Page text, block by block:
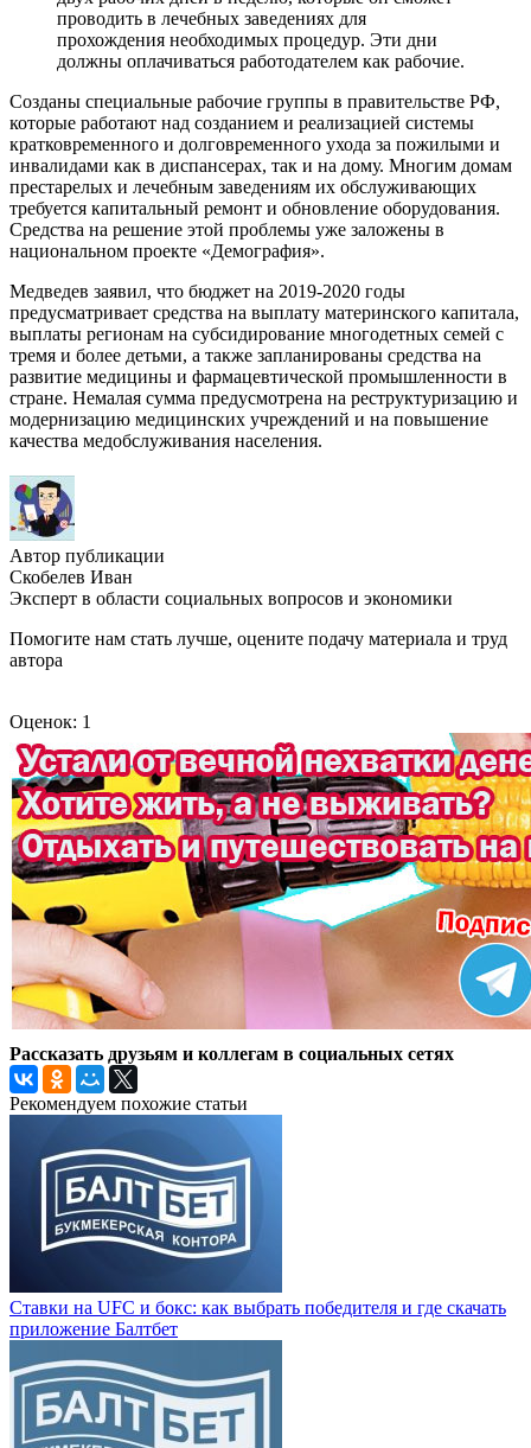
проводить в лечебных заведениях для
прохождения необходимых процедур. Эти дни
должны оплачиваться работодателем как рабочие.
Созданы специальные рабочие группы в правительстве РФ,
которые работают над созданием и реализацией системы
кратковременного и долговременного ухода за пожилыми и
инвалидами как в диспансерах, так и на дому. Многим домам
престарелых и лечебным заведениям их обслуживающих
требуется капитальный ремонт и обновление оборудования.
Средства на решение этой проблемы уже заложены в
национальном проекте «Демография».
Медведев заявил, что бюджет на 2019-2020 годы
предусматривает средства на выплату материнского капитала,
выплаты регионам на субсидирование многодетных семей с
тремя и более детьми, а также запланированы средства на
развитие медицины и фармацевтической промышленности в
стране. Немалая сумма предусмотрена на реструктуризацию и
модернизацию медицинских учреждений и на повышение
качества медобслуживания населения.
Автор публикации
Скобелев Иван
Эксперт в области социальных вопросов и экономики
Помогите нам стать лучше, оцените подачу материала и труд
автора
Оценок: 1
Рассказать друзьям и коллегам в социальных сетях
Рекомендуем похожие статьи
Ставки на UFC и бокс: как выбрать победителя и где скачать
приложение Балтбет